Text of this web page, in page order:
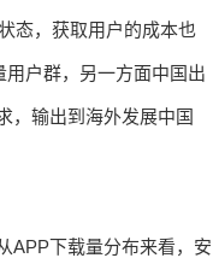
态，获取用户的成本也
户群，另一方面中国出
，输出到海外发展中国
APP下载量分布来看，安